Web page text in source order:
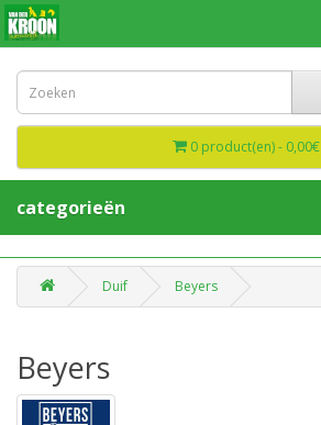
0 product(en) - 0,00€
categorieën
Duif Beyers
Beyers